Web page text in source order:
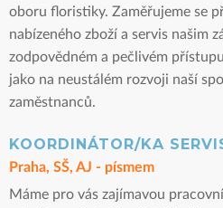
oboru floristiky. Zaměřujeme se
nabízeného zboží a servis našim
zodpovědném a pečlivém
jako na neustálém rozvoji naší
zaměstnanců.
KOORDINÁTOR/KA
Praha, SŠ, AJ - písmem
Máme pro vás zajímavou